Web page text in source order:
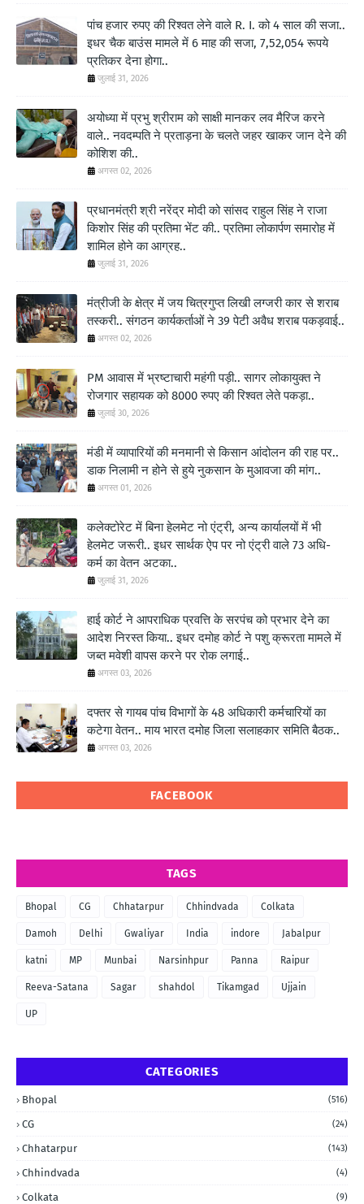
पांच हजार रुपए की रिश्वत लेने वाले R. I. को 4 साल की सजा..
इधर चैक बाउंस मामले में 6 माह की सजा, 7,52,054 रूपये
प्रतिकर देना होगा..
जुलाई 31, 2026
अयोध्या में प्रभु श्रीराम को साक्षी मानकर लव मैरिज करने
वाले.. नवदम्पति ने प्रताड़ना के चलते जहर खाकर जान देने की
कोशिश की..
अगस्त 02, 2026
प्रधानमंत्री श्री नरेंद्र मोदी को सांसद राहुल सिंह ने राजा
किशोर सिंह की प्रतिमा भेंट की.. प्रतिमा लोकार्पण समारोह में
शामिल होने का आग्रह..
जुलाई 31, 2026
मंत्रीजी के क्षेत्र में जय चित्रगुप्त लिखी लग्जरी कार से शराब
तस्करी.. संगठन कार्यकर्ताओं ने 39 पेटी अवैध शराब पकड़वाई..
अगस्त 02, 2026
PM आवास में भ्रष्टाचारी महंगी पड़ी.. सागर लोकायुक्त ने
रोजगार सहायक को 8000 रुपए की रिश्वत लेते पकड़ा..
जुलाई 30, 2026
मंडी में व्यापारियों की मनमानी से किसान आंदोलन की राह पर..
डाक निलामी न होने से हुये नुकसान के मुआवजा की मांग..
अगस्त 01, 2026
कलेक्टोरेट में बिना हेलमेट नो एंट्री, अन्य कार्यालयों में भी
हेलमेट जरूरी.. इधर सार्थक ऐप पर नो एंट्री वाले 73 अधि-
कर्म का वेतन अटका..
जुलाई 31, 2026
हाई कोर्ट ने आपराधिक प्रवत्ति के सरपंच को प्रभार देने का
आदेश निरस्त किया.. इधर दमोह कोर्ट ने पशु क्रूरता मामले में
जब्त मवेशी वापस करने पर रोक लगाई..
अगस्त 03, 2026
दफ्तर से गायब पांच विभागों के 48 अधिकारी कर्मचारियों का
कटेगा वेतन.. माय भारत दमोह जिला सलाहकार समिति बैठक..
अगस्त 03, 2026
FACEBOOK
TAGS
Bhopal CG Chhatarpur Chhindvada Colkata
Damoh Delhi Gwaliyar India indore Jabalpur
katni MP Munbai Narsinhpur Panna Raipur
Reeva-Satana Sagar shahdol Tikamgad Ujjain
UP
CATEGORIES
Bhopal (516)
CG (24)
Chhatarpur (143)
Chhindvada (4)
Colkata (9)